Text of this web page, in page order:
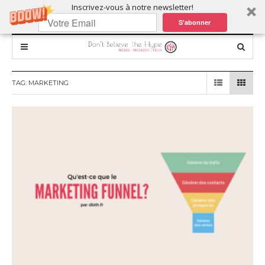
Inscrivez-vous à notre newsletter!
S'abonner
TAG: MARKETING